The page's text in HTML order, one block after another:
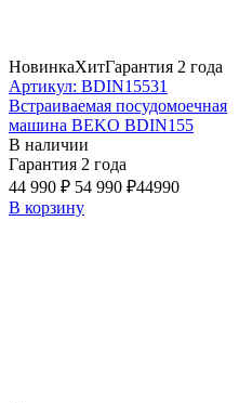
НовинкаХитГарантия 2 года
Артикул: BDIN15531
Встраиваемая посудомоечная
машина BEKO BDIN155
В наличии
Гарантия 2 года
44 990 ₽ 54 990 ₽44990
В корзину